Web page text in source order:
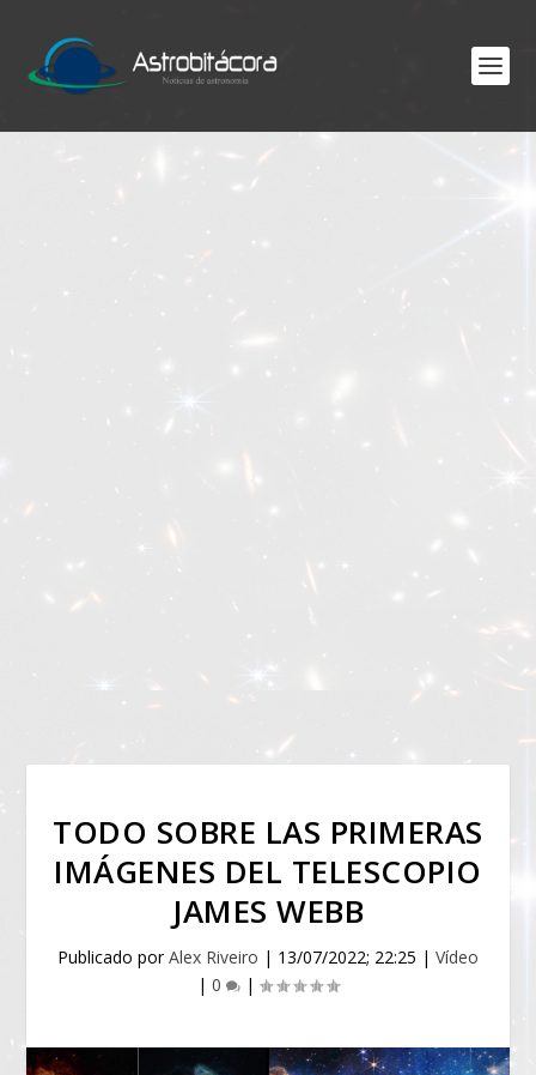
TODO SOBRE LAS PRIMERAS
IMÁGENES DEL TELESCOPIO
JAMES WEBB
Publicado porAlex Riveiro | 13/07/2022; 22:25 | Vídeo
| 0 |